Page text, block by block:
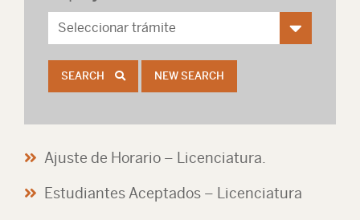
SEARCH NEW SEARCH
Ajuste de Horario – Licenciatura.
Estudiantes Aceptados – Licenciatura